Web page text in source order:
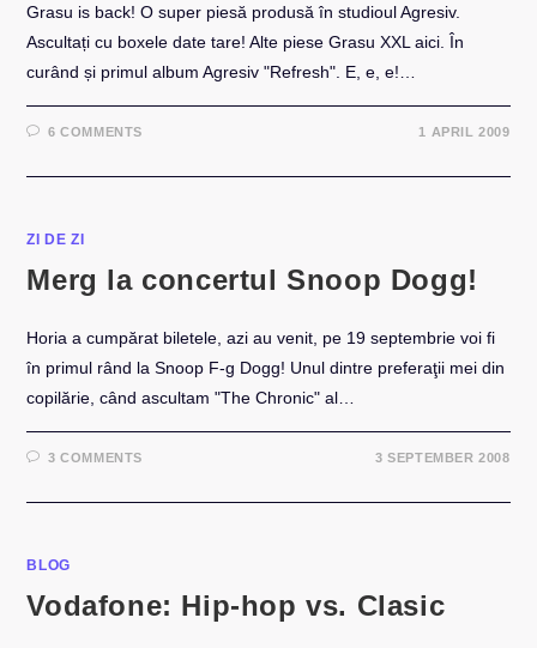
Grasu is back! O super piesă produsă în studioul Agresiv.
Ascultați cu boxele date tare! Alte piese Grasu XXL aici. În
curând și primul album Agresiv "Refresh". E, e, e!…
6 COMMENTS 1 APRIL 2009
ZI DE ZI
Merg la concertul Snoop Dogg!
Horia a cumpărat biletele, azi au venit, pe 19 septembrie voi fi
în primul rând la Snoop F-g Dogg! Unul dintre preferaţii mei din
copilărie, când ascultam "The Chronic" al…
3 COMMENTS 3 SEPTEMBER 2008
BLOG
Vodafone: Hip-hop vs. Clasic